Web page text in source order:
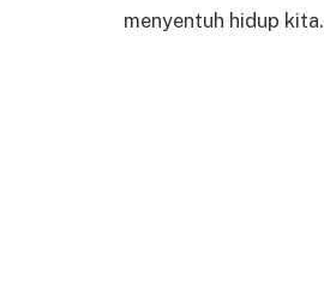
menyentuh hidup kita.